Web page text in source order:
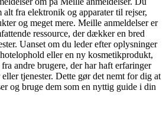
alt fra elektronik og apparater til rejser,
og meget mere. Meille anmeldelser er
ressource, der dækker en bred
Uanset om du leder efter oplysninger
eller en ny kosmetikprodukt,
andre brugere, der har haft erfaringer
tjenester. Dette gør det nemt for dig at
og bruge dem som en nyttig guide i din